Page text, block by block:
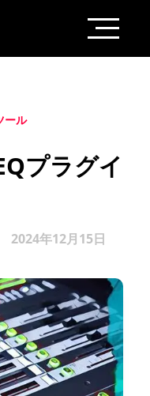
ール
プラグイ
2024年12月15日